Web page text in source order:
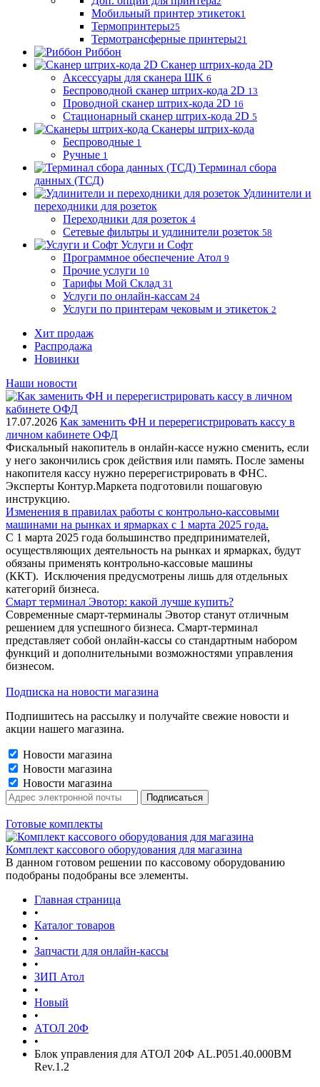
Мобильный принтер этикеток1
Термопринтеры25
Термотрансферные принтеры21
Риббон
Сканер штрих-кода 2D
Аксессуары для сканера ШК 6
Беспроводной сканер штрих-кода 2D 13
Проводной сканер штрих-кода 2D 16
Стационарный сканер штрих-кода 2D 5
Сканеры штрих-кода
Беспроводные 1
Ручные 1
Терминал сбора
данных (ТСД)
Удлинители и
переходники для розеток
Переходники для розеток 4
Сетевые фильтры и удлинители розеток 58
Услуги и Софт
Программное обеспечение Атол 9
Прочие услуги 10
Тарифы Мой Склад 31
Услуги по онлайн-кассам 24
Услуги по принтерам чековым и этикеток 2
Хит продаж
Распродажа
Новинки
Наши новости
17.07.2026 Как заменить ФН и перерегистрировать кассу в
личном кабинете ОФД
Фискальный накопитель в онлайн-кассе нужно сменить, если
у него закончились срок действия или память. После замены
накопителя кассу нужно перерегистрировать в ФНС.
Эксперты Контур.Маркета подготовили пошаговую
инструкцию.
Изменения в правилах работы с контрольно-кассовыми
машинами на рынках и ярмарках с 1 марта 2025 года.
С 1 марта 2025 года большинство предпринимателей,
осуществляющих деятельность на рынках и ярмарках, будут
обязаны применять контрольно-кассовые машины
(ККТ). Исключения предусмотрены лишь для отдельных
категорий бизнеса.
Смарт терминал Эвотор: какой лучше купить?
Современные смарт-терминалы Эвотор станут отличным
решением для успешного бизнеса. Смарт-терминал
представляет собой онлайн-кассы со стандартным набором
функций и дополнительными возможностями управления
бизнесом.
Подписка на новости магазина
Подпишитесь на рассылку и получайте свежие новости и
акции нашего магазина.
Новости магазина
Новости магазина
Новости магазина
Готовые комплекты
Комплект кассового оборудования для магазина
В данном готовом решении по кассовому оборудованию
подобраны подобраны все элементы.
Главная страница
•
Каталог товаров
•
Запчасти для онлайн-кассы
•
ЗИП Атол
•
Новый
•
АТОЛ 20Ф
•
Блок управления для АТОЛ 20Ф AL.P051.40.000BM
Rev.1.2